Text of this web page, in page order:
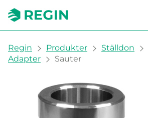
You are here:
Regin Produkter Ställdon
Adapter
Sauter